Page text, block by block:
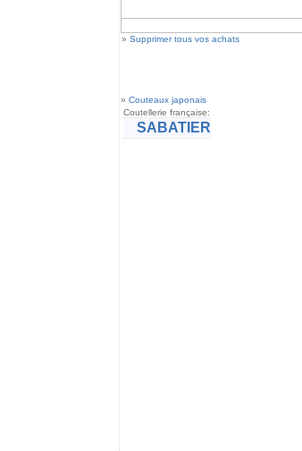
» Supprimer tous vos achats
» Couteaux japonais
Coutellerie française:
SABATIER